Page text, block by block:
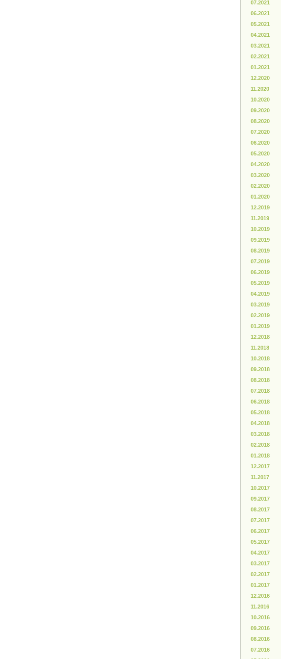
07.2021
06.2021
05.2021
04.2021
03.2021
02.2021
01.2021
12.2020
11.2020
10.2020
09.2020
08.2020
07.2020
06.2020
05.2020
04.2020
03.2020
02.2020
01.2020
12.2019
11.2019
10.2019
09.2019
08.2019
07.2019
06.2019
05.2019
04.2019
03.2019
02.2019
01.2019
12.2018
11.2018
10.2018
09.2018
08.2018
07.2018
06.2018
05.2018
04.2018
03.2018
02.2018
01.2018
12.2017
11.2017
10.2017
09.2017
08.2017
07.2017
06.2017
05.2017
04.2017
03.2017
02.2017
01.2017
12.2016
11.2016
10.2016
09.2016
08.2016
07.2016